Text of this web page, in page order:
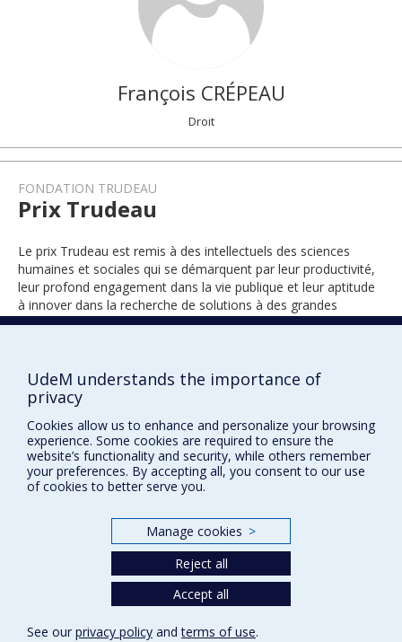
François CRÉPEAU
Droit
FONDATION TRUDEAU
Prix Trudeau
Le prix Trudeau est remis à des intellectuels des sciences
humaines et sociales qui se démarquent par leur productivité,
leur profond engagement dans la vie publique et leur aptitude
à innover dans la recherche de solutions à des grandes
questions de société (4 thèmes).
Privacy
UdeM understands the importance of
privacy
Cookies allow us to enhance and personalize your browsing
experience. Some cookies are required to ensure the
website’s functionality and security, while others remember
your preferences. By accepting all, you consent to our use
of cookies to better serve you.
Manage cookies >
Reject all
Accept all
See our privacy policy andterms of use.